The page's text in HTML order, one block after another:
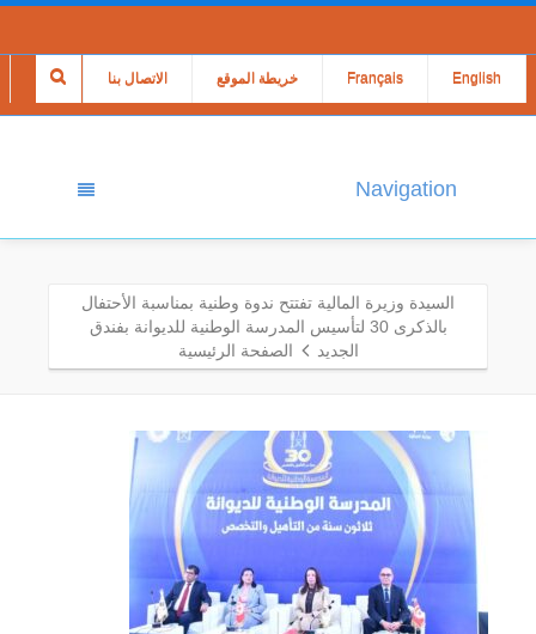
الاتصال بنا خريطة الموقع Français English
Navigation
السيدة وزيرة المالية تفتتح ندوة وطنية بمناسبة الأحتفال
بالذكرى 30 لتأسيس المدرسة الوطنية للديوانة بفندق
الجديد
الصفحة الرئيسية